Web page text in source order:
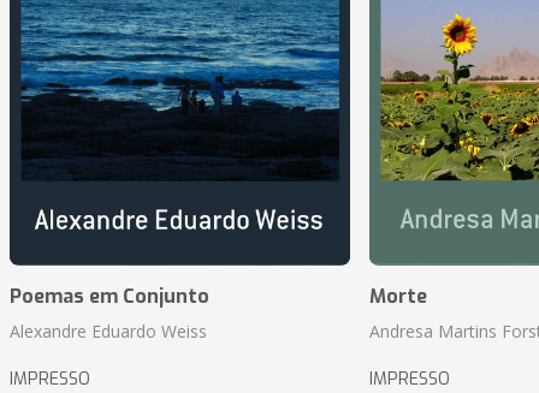
Poemas em Conjunto
Alexandre Eduardo Weiss
IMPRESSO
Morte
Andresa Martins
IMPRESSO